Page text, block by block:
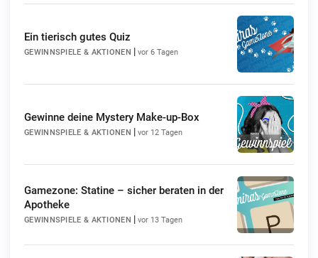
Ein tierisch gutes Quiz
GEWINNSPIELE & AKTIONEN | vor 6 Tagen
Gewinne deine Mystery Make-up-Box
GEWINNSPIELE & AKTIONEN | vor 12 Tagen
Gamezone: Statine – sicher beraten in der
Apotheke
GEWINNSPIELE & AKTIONEN | vor 13 Tagen